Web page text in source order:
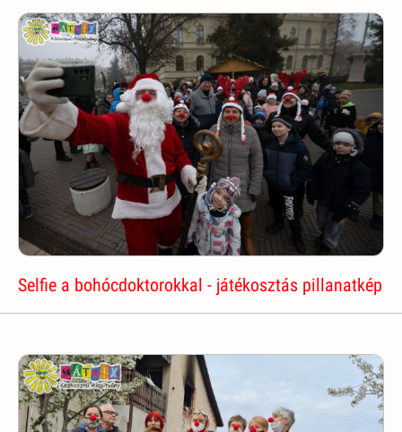
Selfie a bohócdoktorokkal - játékosztás pillanatkép